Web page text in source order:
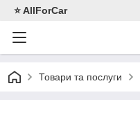
⭐️ AllForCar
Товари та послуги